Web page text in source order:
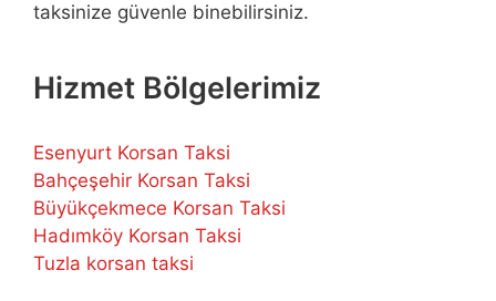
taksinize güvenle binebilirsiniz.
Hizmet Bölgelerimiz
Esenyurt Korsan Taksi
Bahçeşehir Korsan Taksi
Büyükçekmece Korsan Taksi
Hadımköy Korsan Taksi
Tuzla korsan taksi